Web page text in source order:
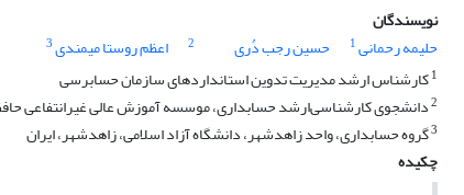
نویسندگان
حلیمه رحمانی1 حسین رجب دُری 2 اعظم روستا میمندی3
1کارشناس ارشد مدیریت تدوین استانداردهای سازمان حسابرسی
2دانشجوی کارشناسی‌ارشد حسابداری، موسسه آموزش عالی غیر‌انتفاعی
3گروه حسابداری، واحد زاهدشهر، دانشگاه آزاد اسلامی، زاهدشهر، ایران
چکیده